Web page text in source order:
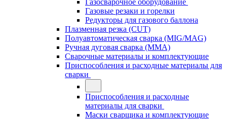
Газовые резаки и горелки
Редукторы для газового баллона
Плазменная резка (CUT)
Полуавтоматическая сварка (MIG/MAG)
Ручная дуговая сварка (MMA)
Сварочные материалы и комплектующие
Приспособления и расходные материалы для
сварки
Приспособления и расходные
материалы для сварки
Маски сварщика и комплектующие